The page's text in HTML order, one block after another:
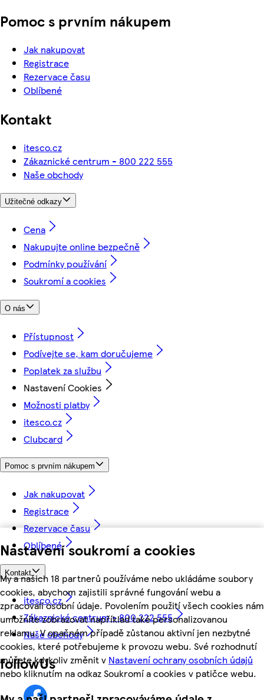
Nastavení soukromí a cookies
My a našich 18 partnerů používáme nebo ukládáme soubory
cookies, abychom zajistili správné fungování webu a
zpracovali osobní údaje. Povolením použití všech cookies nám
umožníte zobrazovat například také personalizovanou
reklamu. V opačném případě zůstanou aktivní jen nezbytné
cookies, které potřebujeme k provozu webu. Své rozhodnutí
můžete kdykoliv změnit v Nastavení ochrany osobních údajů
nebo kliknutím na odkaz Soukromí a cookies v patičce webu.
Pomoc s prvním nákupem
Jak nakupovat
Registrace
Rezervace času
Oblíbené
Kontakt
itesco.cz
Zákaznické centrum - 800 222 555
Naše obchody
Užitečné odkazy
Cena
Nakupujte online bezpečně
Podmínky používání
Soukromí a cookies
O nás
Přístupnost
Podívejte se, kam doručujeme
Poplatek za službu
Nastavení Cookies
Možnosti platby
itesco.cz
Clubcard
Pomoc s prvním nákupem
Jak nakupovat
Registrace
Rezervace času
Oblíbené
Kontakt
itesco.cz
Zákaznické centrum - 800 222 555
Naše obchody
followUs